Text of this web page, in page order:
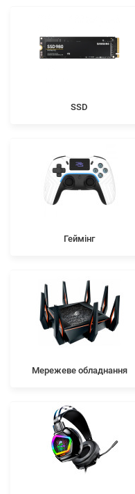
SSD
Геймінг
Мережеве обладнання